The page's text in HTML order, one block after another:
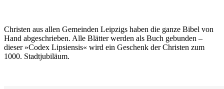
Christen aus allen Gemeinden Leipzigs haben die ganze Bibel von
Hand abgeschrieben. Alle Blätter werden als Buch gebunden –
dieser »Codex Lipsiensis« wird ein Geschenk der Christen zum
1000. Stadtjubiläum.